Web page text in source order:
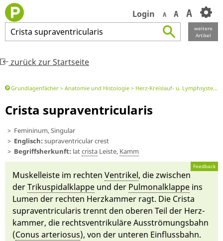
Login A A A
Crista supraventricularis
weitere
Artikel
zurück zur Startseite
Grundlagenfächer Anatomie und Histologie Herz-Kreislauf- u. Lymphsystem
Crista supraventricularis
Femininum, Singular
Englisch: supraventricular crest
Begriffsherkunft: latcris­ta Leiste, Kamm
Feedback
Muskel­leiste im rechten Ventrikel, die zwi­schen
derTri­kuspid­al­klappe und der Pulmonal­klappe ins
Lumen der rechten Herz­kammer ragt. Die Cris­ta
supra­ventricula­ris trennt den oberen Teil der Herz­
kammer, die rechts­ventrikulä­re Aus­strömungs­bahn
(Co­nus ar­terio­sus), von der un­teren Einfluss­bahn.